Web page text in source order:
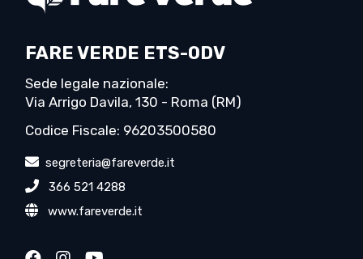
FARE VERDE ETS-ODV
Sede legale nazionale:
Via Arrigo Davila, 130 - Roma (RM)
Codice Fiscale: 96203500580
segreteria@fareverde.it
366 521 4288
www.fareverde.it